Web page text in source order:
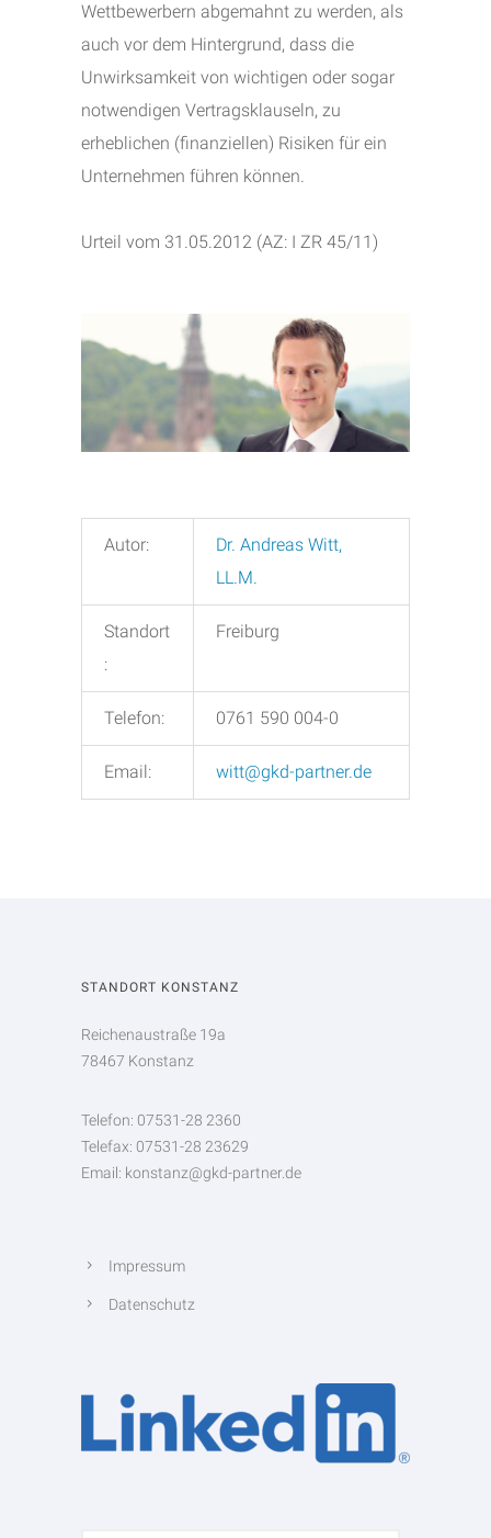
Wettbewerbern abgemahnt zu werden, als
auch vor dem Hintergrund, dass die
Unwirksamkeit von wichtigen oder sogar
notwendigen Vertragsklauseln, zu
erheblichen (finanziellen) Risiken für ein
Unternehmen führen können.
Urteil vom 31.05.2012 (AZ: I ZR 45/11)
Autor:
Dr. Andreas Witt,
LL.M.
Standort
:
Freiburg
Telefon: 0761 590 004-0
Email: witt@gkd-partner.de
STANDORT KONSTANZ
Reichenaustraße 19a
78467 Konstanz
Telefon: 07531-28 2360
Telefax: 07531-28 23629
Email: konstanz@gkd-partner.de
Impressum
Datenschutz